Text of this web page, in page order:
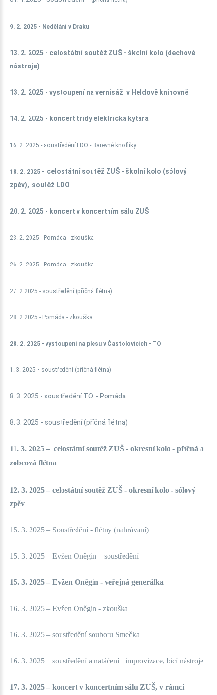
9. 2. 2025 - Nedělání v Draku
13. 2. 2025 - celostátní soutěž ZUŠ - školní kolo (dechové
nástroje)
13. 2. 2025 - vystoupení na vernisáži v Heldově knihovně
14. 2. 2025 - koncert třídy elektrická kytara
16. 2. 2025 - soustředění LDO - Barevné knoflíky
18. 2. 2025 - celostátní soutěž ZUŠ - školní kolo (sólový
zpěv), soutěž LDO
20. 2. 2025 - koncert v koncertním sálu ZUŠ
23. 2. 2025 - Pomáda - zkouška
26. 2. 2025 - Pomáda - zkouška
27. 2 2025 - soustředění (příčná flétna)
28. 2 2025 - Pomáda - zkouška
28. 2. 2025 - vystoupení na plesu v Častolovicích - TO
1. 3. 2025 - soustředění (příčná flétna)
8. 3. 2025 - soustředění TO - Pomáda
8. 3. 2025 - soustředění (příčná flétna)
11. 3. 2025 – celostátní soutěž ZUŠ - okresní kolo - příčná a
zobcová flétna
12. 3. 2025 – celostátní soutěž ZUŠ - okresní kolo - sólový
zpěv
15. 3. 2025 – Soustředění - flétny (nahrávání)
15. 3. 2025 – Evžen Oněgin – soustředění
15. 3. 2025 – Evžen Oněgin - veřejná generálka
16. 3. 2025 – Evžen Oněgin - zkouška
16. 3. 2025 – soustředění souboru Smečka
16. 3. 2025 – soustředění a natáčení - improvizace, bicí nástroje
17. 3. 2025 – koncert v koncertním sálu ZUŠ, v rámci